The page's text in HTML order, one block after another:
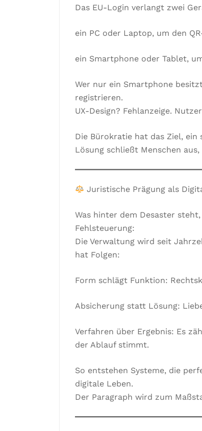
Das EU-Login verlangt zwei
ein PC oder Laptop, um den
ein Smartphone oder Tablet,
Wer nur ein Smartphone
registrieren.
UX-Design? Fehlanzeige.
Die Bürokratie hat das Ziel,
Lösung schließt Menschen
Juristische Prägung als
Was hinter dem Desaster
Fehlsteuerung:
Die Verwaltung wird seit
hat Folgen:
Form schlägt Funktion:
Absicherung statt Lösung:
Verfahren über Ergebnis: Es
der Ablauf stimmt.
So entstehen Systeme, die
digitale Leben.
Der Paragraph wird zum